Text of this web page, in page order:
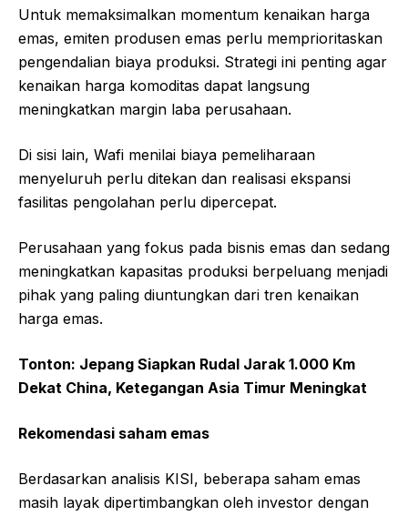
Untuk memaksimalkan momentum kenaikan harga
emas, emiten produsen emas perlu memprioritaskan
pengendalian biaya produksi. Strategi ini penting agar
kenaikan harga komoditas dapat langsung
meningkatkan margin laba perusahaan.
Di sisi lain, Wafi menilai biaya pemeliharaan
menyeluruh perlu ditekan dan realisasi ekspansi
fasilitas pengolahan perlu dipercepat.
Perusahaan yang fokus pada bisnis emas dan sedang
meningkatkan kapasitas produksi berpeluang menjadi
pihak yang paling diuntungkan dari tren kenaikan
harga emas.
Tonton: Jepang Siapkan Rudal Jarak 1.000 Km
Dekat China, Ketegangan Asia Timur Meningkat
Rekomendasi saham emas
Berdasarkan analisis KISI, beberapa saham emas
masih layak dipertimbangkan oleh investor dengan